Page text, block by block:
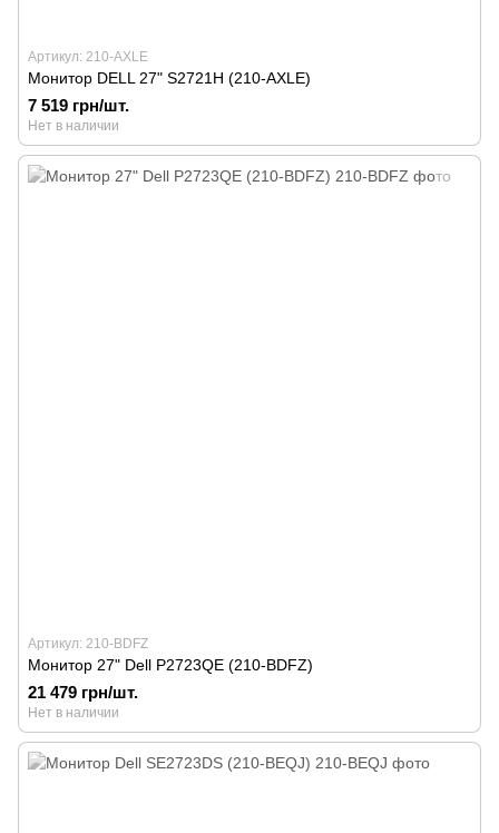
Артикул: 210-AXLE
Монитор DELL 27" S2721H (210-AXLE)
7 519 грн/шт.
Нет в наличии
Артикул: 210-BDFZ
Монитор 27" Dell P2723QE (210-BDFZ)
21 479 грн/шт.
Нет в наличии